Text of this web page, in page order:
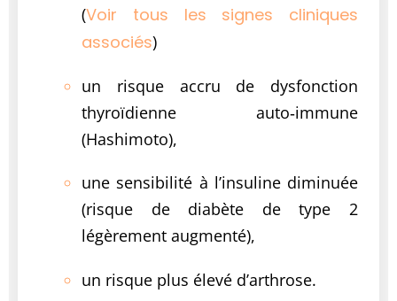
(Voir tous les signes cliniques
associés)
un risque accru de dysfonction
thyroïdienne auto‑immune
(Hashimoto),
une sensibilité à l’insuline diminuée
(risque de diabète de type 2
légèrement augmenté),
un risque plus élevé d’arthrose.